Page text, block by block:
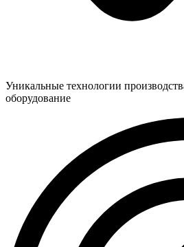
Уникальные технологии
оборудование